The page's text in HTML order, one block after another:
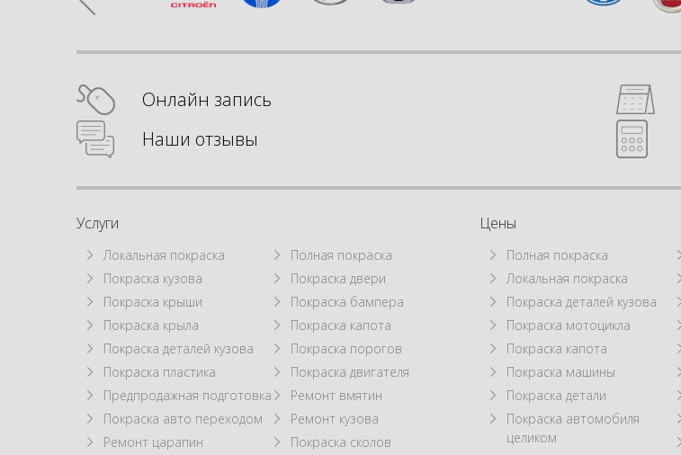
Онлайн запись
Наши отзывы
Услуги
Локальная покраска
Полная покраска
Покраска кузова
Покраска двери
Покраска крыши
Покраска бампера
Покраска крыла
Покраска капота
Покраска деталей кузова
Покраска порогов
Покраска пластика
Покраска двигателя
Предпродажная подготовка
Ремонт вмятин
Покраска авто переходом
Ремонт кузова
Ремонт царапин
Покраска сколов
Цены
Полная покраска
Локальная покраска
Покраска деталей кузова
Покраска мотоцикла
Покраска капота
Покраска машины
Покраска детали
Покраска автомобиля
целиком